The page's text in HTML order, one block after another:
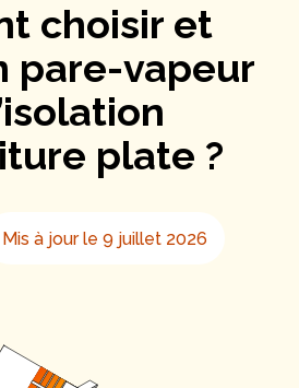
choisir et
pare-vapeur
plate ?
Mis à jour le 9 juillet 2026